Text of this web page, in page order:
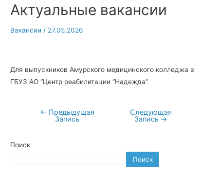
Актуальные вакансии
Вакансии / 27.05.2026
Для выпускников Амурского медицинского колледжа в
ГБУЗ АО “Центр реабилитации “Надежда”
Навигация
← Предыдущая
Запись
Следующая
Запись →
Поиск
Поиск